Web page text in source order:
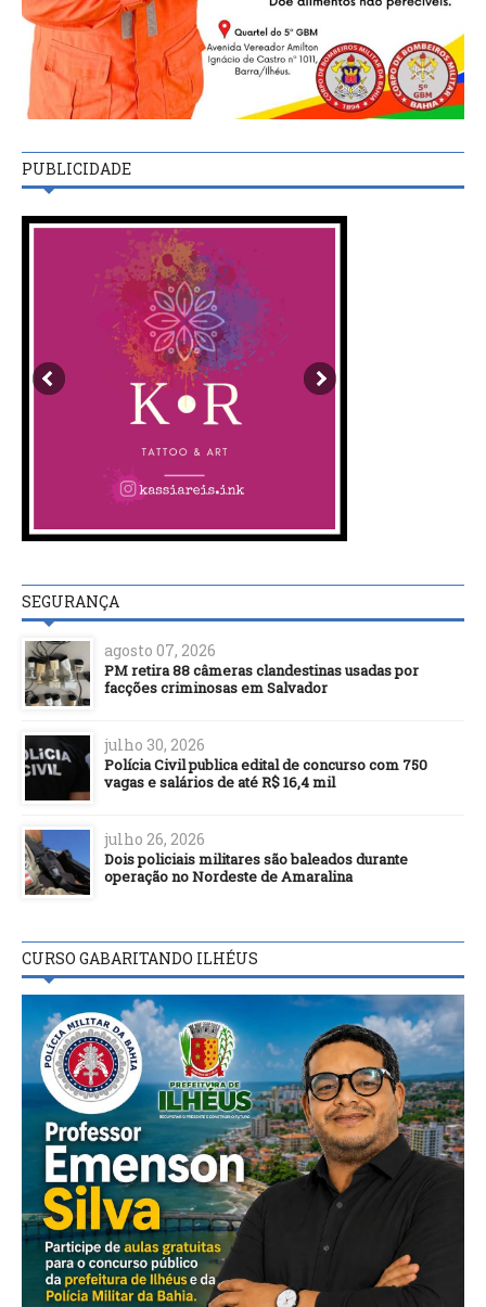
PUBLICIDADE
SEGURANÇA
agosto 07, 2026
PM retira 88 câmeras clandestinas usadas por
facções criminosas em Salvador
julho 30, 2026
Polícia Civil publica edital de concurso com 750
vagas e salários de até R$ 16,4 mil
julho 26, 2026
Dois policiais militares são baleados durante
operação no Nordeste de Amaralina
CURSO GABARITANDO ILHÉUS